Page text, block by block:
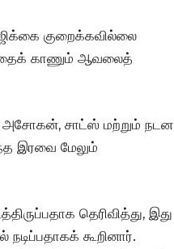
குறைக்கவில்லை
காணும் ஆவலைத்
அசோகன், சாட்ஸ் மற்றும் நடன
இரவை மேலும்
தெரிவித்து, இது
கூறினார்.